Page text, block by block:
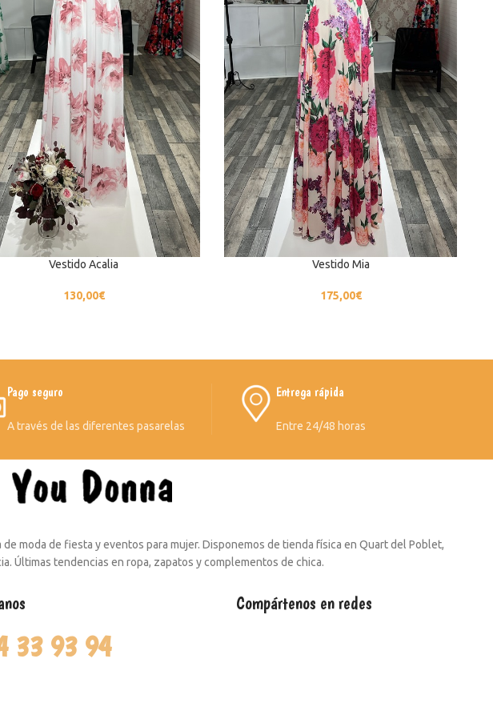
Vestido Acalia
130,00€
Vestido Mia
175,00€
Pago seguro
A través de las diferentes pasarelas
Entrega rápida
Entre 24/48 horas
de moda de fiesta y eventos para mujer. Disponemos de tienda física en Quart del Poblet,
Últimas tendencias en ropa, zapatos y complementos de chica.
33 93 94
Compártenos en redes